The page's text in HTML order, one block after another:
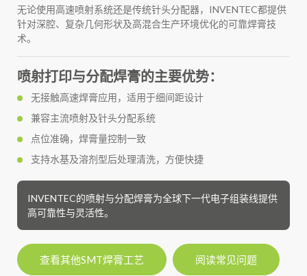
无论使用高速喷射系统还是传统针头分配器，INVENTEC都提供
针对深腔、复杂几何形状及高混合生产环境优化的可靠焊膏技
术。
喷射打印与分配焊膏的主要优势：
无接触高速焊膏应用，适用于细间距设计
兼容主流喷射及针头分配系统
点位准确，焊膏量控制一致
支持水基及溶剂型后处理清洗，方便快捷
INVENTEC的喷射与分配焊膏为全球下一代电子组装线提供
高可靠性与灵活性。
查看其他SMT焊膏工艺 阅读常见问题